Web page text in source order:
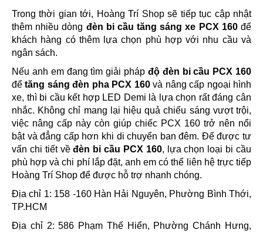
Trong thời gian tới, Hoàng Trí Shop sẽ tiếp tục cập nhật
thêm nhiều dòng đèn bi cầu tăng sáng xe PCX 160để
khách hàng có thêm lựa chọn phù hợp với nhu cầu và
ngân sách.
Nếu anh em đang tìm giải pháp độ đèn bi cầu PCX 160
đểtăng sáng đèn pha PCX 160và nâng cấp ngoại hình
xe, thì bi cầu kết hợp LED Demi là lựa chọn rất đáng cân
nhắc. Không chỉ mang lại hiệu quả chiếu sáng vượt trội,
việc nâng cấp này còn giúp chiếc PCX 160 trở nên nổi
bật và đẳng cấp hơn khi di chuyển ban đêm. Để được tư
vấn chi tiết vềđèn bi cầu PCX 160, lựa chọn loại bi cầu
phù hợp và chi phí lắp đặt, anh em có thể liên hệ trực tiếp
Hoàng Trí Shop để được hỗ trợ nhanh chóng.
Địa chỉ 1: 158 -160 Hàn Hải Nguyên, Phường Bình Thới,
TP.HCM
Địa chỉ 2: 586 Phạm Thế Hiển, Phường Chánh Hưng,